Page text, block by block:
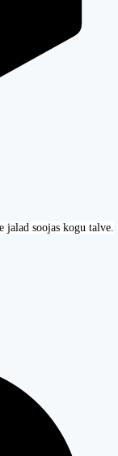
jalad soojas kogu talve.